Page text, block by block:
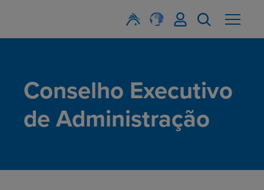
Conselho Executivo
de Administração